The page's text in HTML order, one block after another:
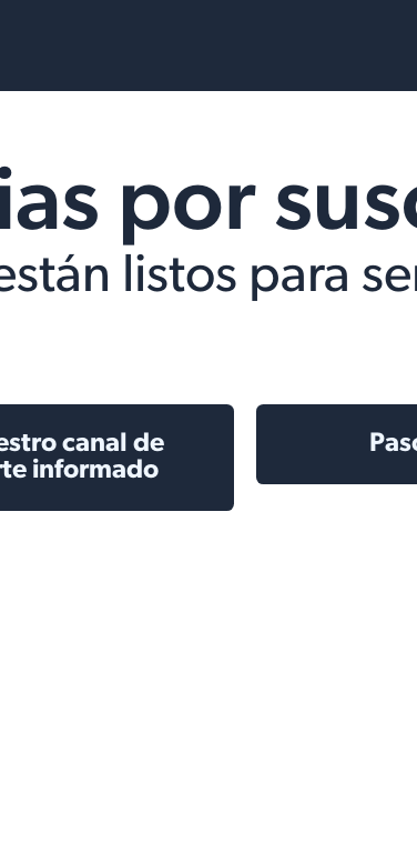
por
listos para
canal de
informado